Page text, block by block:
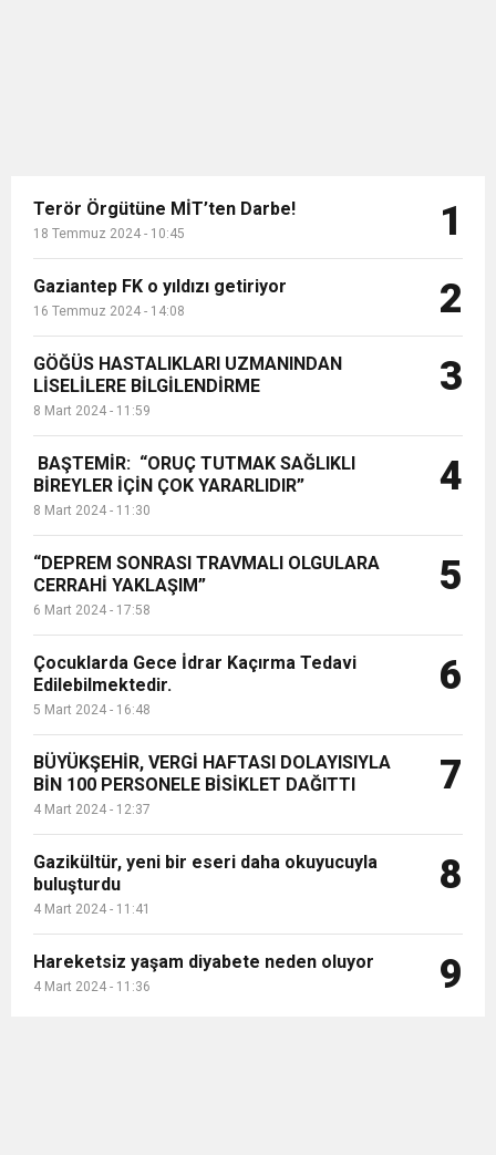
Terör Örgütüne MİT’ten Darbe!
18 Temmuz 2024 - 10:45 1
Gaziantep FK o yıldızı getiriyor
16 Temmuz 2024 - 14:08 2
GÖĞÜS HASTALIKLARI UZMANINDAN
LİSELİLERE BİLGİLENDİRME
8 Mart 2024 - 11:59
3
BAŞTEMİR: “ORUÇ TUTMAK SAĞLIKLI
BİREYLER İÇİN ÇOK YARARLIDIR”
8 Mart 2024 - 11:30
4
“DEPREM SONRASI TRAVMALI OLGULARA
CERRAHİ YAKLAŞIM”
6 Mart 2024 - 17:58
5
Çocuklarda Gece İdrar Kaçırma Tedavi
Edilebilmektedir.
5 Mart 2024 - 16:48
6
BÜYÜKŞEHİR, VERGİ HAFTASI DOLAYISIYLA
BİN 100 PERSONELE BİSİKLET DAĞITTI
4 Mart 2024 - 12:37
7
Gazikültür, yeni bir eseri daha okuyucuyla
buluşturdu
4 Mart 2024 - 11:41
8
Hareketsiz yaşam diyabete neden oluyor
4 Mart 2024 - 11:36 9